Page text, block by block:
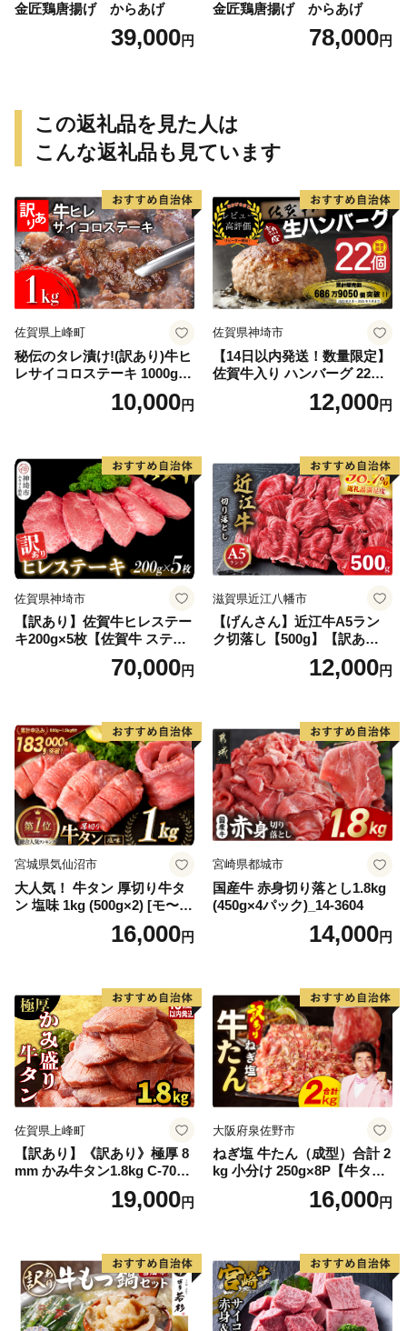
金匠鶏唐揚げ からあげ
39,000円
金匠鶏唐揚げ からあげ
78,000円
この返礼品を見た人は
こんな返礼品も見ています
佐賀県上峰町
秘伝のタレ漬け!(訳あり)牛ヒ
レサイコロステーキ 1000g
10,000円
佐賀県神埼市
【14日以内発送！数量限定】
佐賀牛入り ハンバーグ 22個
2.6kg(120g×22個)【佐賀牛
黒毛和牛 ブランド牛 九州 ハ
気】(H083106)
12,000円
佐賀県神埼市
【訳あり】佐賀牛ヒレステー
キ200g×5枚【佐賀牛 ステー
キ ブランド肉 ヒレ肉 フィレ
肉 ジューシー ヘルシー】(H0
70,000円
滋賀県近江八幡市
【げんさん】近江牛A5ラン
ク切落し【500g】【訳あり】
12,000円
宮城県気仙沼市
大人気！ 牛タン 厚切り牛タ
ン 塩味 1kg (500g×2) [モ〜ラ
ンド 宮城県 気仙沼市 205646
60] 肉 牛肉 精肉 牛たん 牛タ
厚切り タン
16,000円
宮崎県都城市
国産牛 赤身切り落とし1.8kg
(450g×4パック)_14-3604
14,000円
佐賀県上峰町
【訳あり】《訳あり》極厚 8
mm かみ牛タン1.8kg C-709-
19,000円
大阪府泉佐野市
ねぎ塩 牛たん（成型）合計 2
kg 小分け 250g×8P【牛タン
牛肉 焼肉用 薄切り 訳あり サ
16,000円